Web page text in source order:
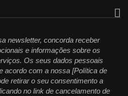

newsletter, concorda receber
e informações sobre os
Os seus dados pessoais
acordo com a nossa [Política de
retirar o seu consentimento a
no link de cancelamento de